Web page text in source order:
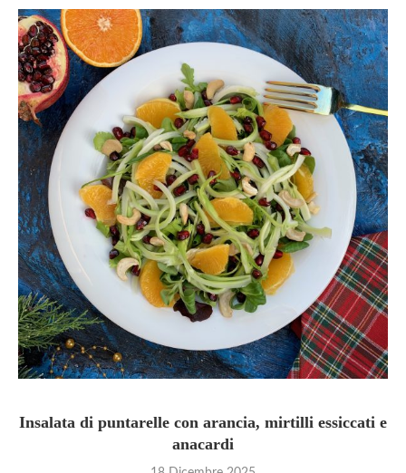
Insalata di puntarelle con arancia, mirtilli essiccati e
anacardi